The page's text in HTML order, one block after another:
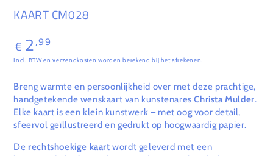
KAART CM028
Normale
prijs
€ 2,99
Incl. BTW en verzendkosten worden berekend bij het afrekenen.
Breng warmte en persoonlijkheid over met deze prachtige,
handgetekende wenskaart van kunstenares Christa Mulder.
Elke kaart is een klein kunstwerk – met oog voor detail,
sfeervol geïllustreerd en gedrukt op hoogwaardig papier.
De rechtshoekige kaart wordt geleverd met een